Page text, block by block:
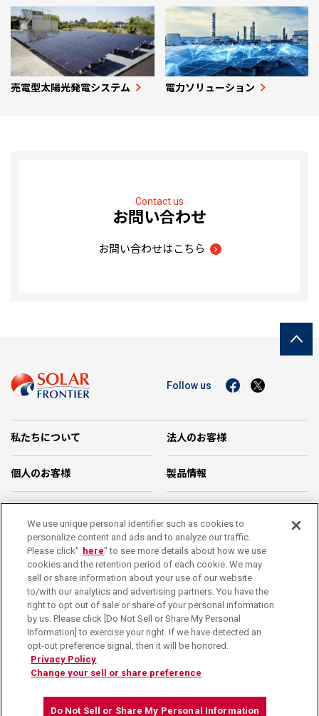
売電型太陽光発電システム 電力ソリューション
Contact us
お問い合わせ
お問い合わせはこちら
Follow us
私たちについて 法人のお客様
個人のお客様 製品情報
カタログダウンロード
サポート 停電・緊急時の対応
販売店を探す パートナー 募集
取扱店専用ページ
Do Not Sell or Share My Personal Information
We use unique personal identifier such as cookies to
personalize content and ads and to analyze our traffic.
Please click" here" to see more details about how we use
cookies and the retention period of each cookie. We may
sell or share information about your use of our website
to/with our analytics and advertising partners. You have the
right to opt out of sale or share of your personal information
by us. Please click [Do Not Sell or Share My Personal
Information] to exercise your right. If we have detected an
opt-out preference signal, then it will be honored.
Privacy Policy
Change your sell or share preference
Do Not Sell or Share My Personal Information